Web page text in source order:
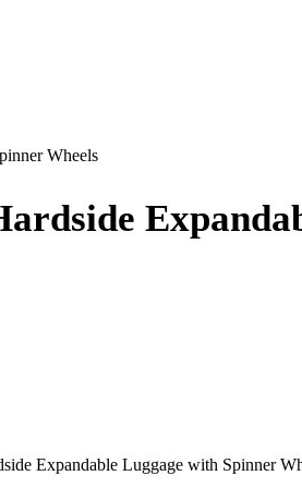
Wheels
Expandable Luggage with Spinner